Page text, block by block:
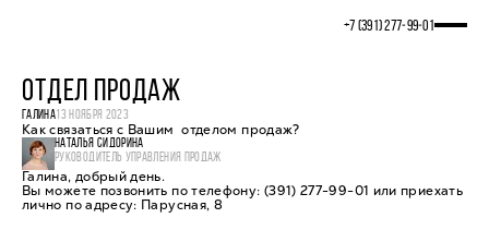
+7 (391) 277‒99‒01
ОТДЕЛ ПРОДАЖ
ГАЛИНА13 НОЯБРЯ 2023
Как связаться с Вашим отделом продаж?
НАТАЛЬЯ СИДОРИНА
РУКОВОДИТЕЛЬ УПРАВЛЕНИЯ ПРОДАЖ
Галина, добрый день.
Вы можете позвонить по телефону: (391) 277-99-01 или приехать
лично по адресу: Парусная, 8